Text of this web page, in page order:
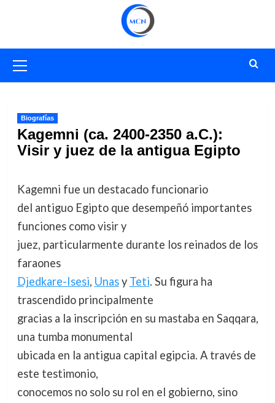
primario
Biografías
Kagemni (ca. 2400-2350 a.C.):
Visir y juez de la antigua Egipto
Kagemni fue un destacado funcionario
del antiguo Egipto que desempeñó importantes
funciones como visir y
juez, particularmente durante los reinados de los
faraones
Djedkare-Isesi, Unasy Teti. Su figura ha
trascendido principalmente
gracias a la inscripción en su mastaba en Saqqara,
una tumba monumental
ubicada en la antigua capital egipcia. A través de
este testimonio,
conocemos no solo su rol en el gobierno, sino